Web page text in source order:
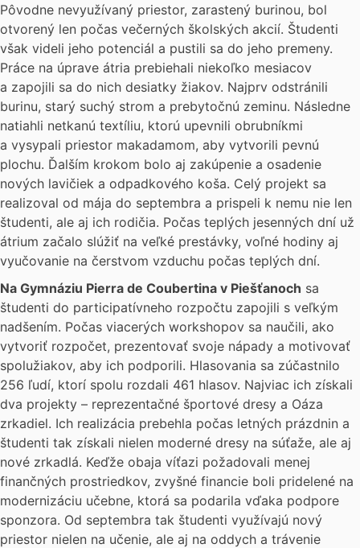
Pôvodne nevyužívaný priestor, zarastený burinou, bol
otvorený len počas večerných školských akcií. Študenti
však videli jeho potenciál a pustili sa do jeho premeny.
Práce na úprave átria prebiehali niekoľko mesiacov
a zapojili sa do nich desiatky žiakov. Najprv odstránili
burinu, starý suchý strom a prebytočnú zeminu. Následne
natiahli netkanú textíliu, ktorú upevnili obrubníkmi
a vysypali priestor makadamom, aby vytvorili pevnú
plochu. Ďalším krokom bolo aj zakúpenie a osadenie
nových lavičiek a odpadkového koša. Celý projekt sa
realizoval od mája do septembra a prispeli k nemu nie len
študenti, ale aj ich rodičia. Počas teplých jesenných dní už
átrium začalo slúžiť na veľké prestávky, voľné hodiny aj
vyučovanie na čerstvom vzduchu počas teplých dní.
Na Gymnáziu Pierra de Coubertina v Piešťanoch sa
študenti do participatívneho rozpočtu zapojili s veľkým
nadšením. Počas viacerých workshopov sa naučili, ako
vytvoriť rozpočet, prezentovať svoje nápady a motivovať
spolužiakov, aby ich podporili. Hlasovania sa zúčastnilo
256 ľudí, ktorí spolu rozdali 461 hlasov. Najviac ich získali
dva projekty – reprezentačné športové dresy a Oáza
zrkadiel. Ich realizácia prebehla počas letných prázdnin a
študenti tak získali nielen moderné dresy na súťaže, ale aj
nové zrkadlá. Keďže obaja víťazi požadovali menej
finančných prostriedkov, zvyšné financie boli pridelené na
modernizáciu učebne, ktorá sa podarila vďaka podpore
sponzora. Od septembra tak študenti využívajú nový
priestor nielen na učenie, ale aj na oddych a trávenie